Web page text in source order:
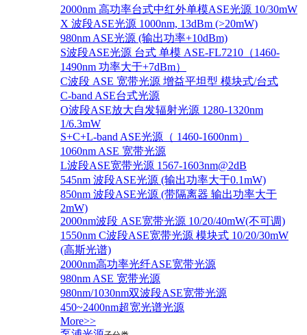
2000nm 高功率台式中红外单模ASE光源 10/30mW
X 波段ASE光源 1000nm, 13dBm (>20mW)
980nm ASE光源 (输出功率+10dBm)
S波段ASE光源 台式 单模 ASE-FL7210（1460-
1490nm 功率大于+7dBm）
C波段 ASE 宽带光源 增益平坦型 模块式/台式
C-band ASE台式光源
O波段ASE放大自发辐射光源 1280-1320nm
1/6.3mW
S+C+L-band ASE光源（ 1460-1600nm）
1060nm ASE 宽带光源
L波段ASE宽带光源 1567-1603nm@2dB
545nm 波段ASE光源 (输出功率大于0.1mW)
850nm 波段ASE光源 (带隔离器 输出功率大于
2mW)
2000nm波段 ASE宽带光源 10/20/40mW(不可调)
1550nm C波段ASE宽带光源 模块式 10/20/30mW
(高斯光谱)
2000nm高功率光纤ASE宽带光源
980nm ASE 宽带光源
980nm/1030nm双波段ASE宽带光源
450~2400nm超宽光谱光源
More>>